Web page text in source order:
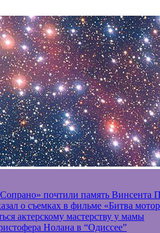
почтили память Винсента
о съемках в фильме «Битва
актерскому мастерству у мамы
Нолана в “Одиссее”